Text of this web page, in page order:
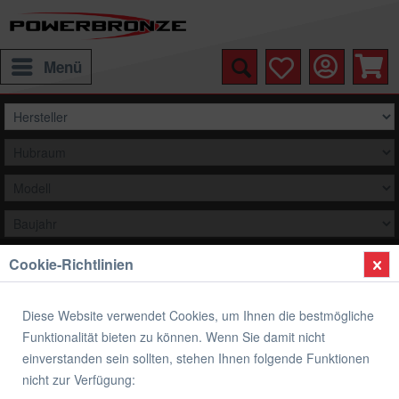
Menü
Auswählen
Hilfe / Support
Hilfe / Support
Cookie-Richtlinien
Diese Website verwendet Cookies, um Ihnen die bestmögliche
Funktionalität bieten zu können. Wenn Sie damit nicht
einverstanden sein sollten, stehen Ihnen folgende Funktionen
nicht zur Verfügung: